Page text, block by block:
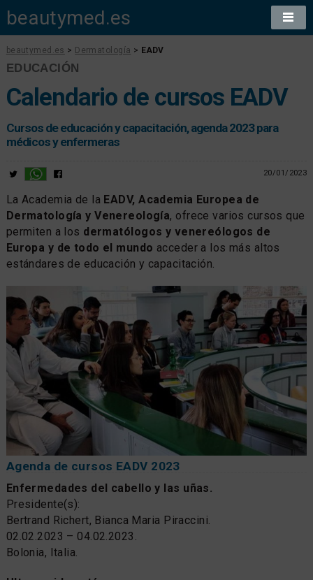
beautymed.es
beautymed.es > Dermatología > EADV
EDUCACIÓN
Calendario de cursos EADV
Cursos de educación y capacitación, agenda 2023 para
médicos y enfermeras
20/01/2023
La Academia de la EADV, Academia Europea de
Dermatología y Venereología, ofrece varios cursos que
permiten a los dermatólogos y venereólogos de
Europa y de todo el mundo acceder a los más altos
estándares de educación y capacitación.
Agenda de cursos EADV 2023
Enfermedades del cabello y las uñas.
Presidente(s):
Bertrand Richert, Bianca Maria Piraccini.
02.02.2023 – 04.02.2023.
Bolonia, Italia.